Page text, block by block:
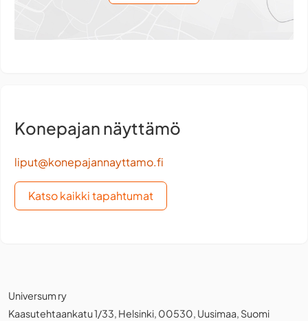
Konepajan näyttämö
liput@konepajannayttamo.fi
Katso kaikki tapahtumat
Universum ry
Kaasutehtaankatu 1/33, Helsinki, 00530, Uusimaa, Suomi